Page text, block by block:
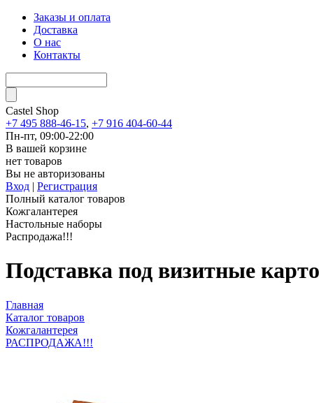
Заказы и оплата
Доставка
О нас
Контакты
Castel Shop
+7 495 888-46-15, +7 916 404-60-44
Пн-пт, 09:00-22:00
В вашей корзине
нет товаров
Вы не авторизованы
Вход | Регистрация
Полный каталог товаров
Кожгалантерея
Настольные наборы
Распродажа!!!
Подставка под визитные
Главная
Каталог товаров
Кожгалантерея
РАСПРОДАЖА!!!